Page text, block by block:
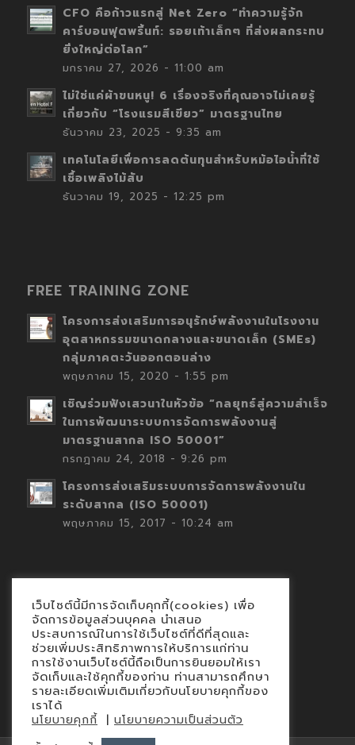
CFO คือก้าวแรกสู่ Net Zero “ทำความรู้จัก
คาร์บอนฟุตพริ้นท์: รอยเท้าเล็กๆ ที่ส่งผลกระทบ
ยิ่งใหญ่ต่อโลก”
มกราคม 27, 2026 - 11:00 am
ไม่ใช่แค่ผ้าขนหนู! 6 เรื่องจริงที่คุณอาจไม่เคยรู้
เกี่ยวกับ “โรงแรมสีเขียว” มาตรฐานไทย
ธันวาคม 23, 2025 - 9:35 am
เทคโนโลยีเพื่อการลดต้นทุนสำหรับหม้อไอน้ำที่ใช้
เชื้อเพลิงไม้สับ
ธันวาคม 19, 2025 - 12:25 pm
FREE TRAINING ZONE
โครงการส่งเสริมการอนุรักษ์พลังงานในโรงงาน
อุตสาหกรรมขนาดกลางและขนาดเล็ก (SMEs)
กลุ่มภาคตะวันออกตอนล่าง
พฤษภาคม 15, 2020 - 1:55 pm
เชิญร่วมฟังเสวนาในหัวข้อ “กลยุทธ์สู่ความสำเร็จ
ในการพัฒนาระบบการจัดการพลังงานสู่
มาตรฐานสากล ISO 50001”
กรกฎาคม 24, 2018 - 9:26 pm
โครงการส่งเสริมระบบการจัดการพลังงานใน
ระดับสากล (ISO 50001)
พฤษภาคม 15, 2017 - 10:24 am
Contact
นโยบายคุกกี้
นโยบายข้อมูลส่วนบุคคล
เว็บไซต์นี้มีการจัดเก็บคุกกี้(cookies) เพื่อ
จัดการข้อมูลส่วนบุคคล นำเสนอ
ประสบการณ์ในการใช้เว็บไซต์ที่ดีที่สุดและ
ช่วยเพิ่มประสิทธิภาพการให้บริการแก่ท่าน
การใช้งานเว็บไซต์นี้ถือเป็นการยินยอมให้เรา
จัดเก็บและใช้คุกกี้ของท่าน ท่านสามารถศึกษา
รายละเอียดเพิ่มเติมเกี่ยวกับนโยบายคุกกี้ของ
เราได้
นโยบายคุกกี้ | นโยบายความเป็นส่วนตัว